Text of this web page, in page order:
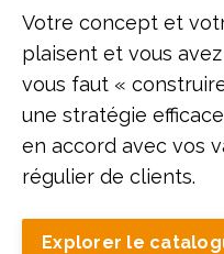
Votre concept et
plaisent et vous
vous faut «
une stratégie
en accord avec vos
régulier de clients.
Explorer le